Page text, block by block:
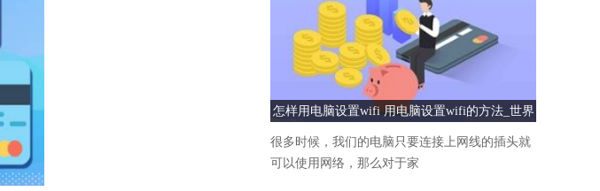
怎样用电脑设置wifi 用电脑设置wifi的方法_世界
速看
很多时候，我们的电脑只要连接上网线的插头就
可以使用网络，那么对于家